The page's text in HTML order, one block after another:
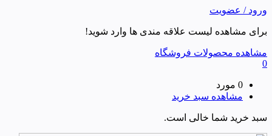
ورود / عضویت
برای مشاهده لیست علاقه مندی ها وارد شوید!
مشاهده محصولات فروشگاه
0
0 مورد
مشاهده سبد خرید
سبد خرید شما خالی است.